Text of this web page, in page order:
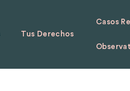
Tus Derechos
Casos